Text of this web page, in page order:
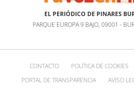
EL PERIÓDICO DE PINARES
PARQUE EUROPA 9 BAJO, 09001 -
CONTACTO POLÍTICA DE COOKIES
PORTAL DE TRANSPARENCIA
AVISO